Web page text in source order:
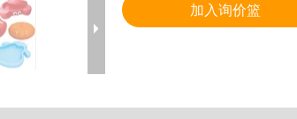
加入询价篮